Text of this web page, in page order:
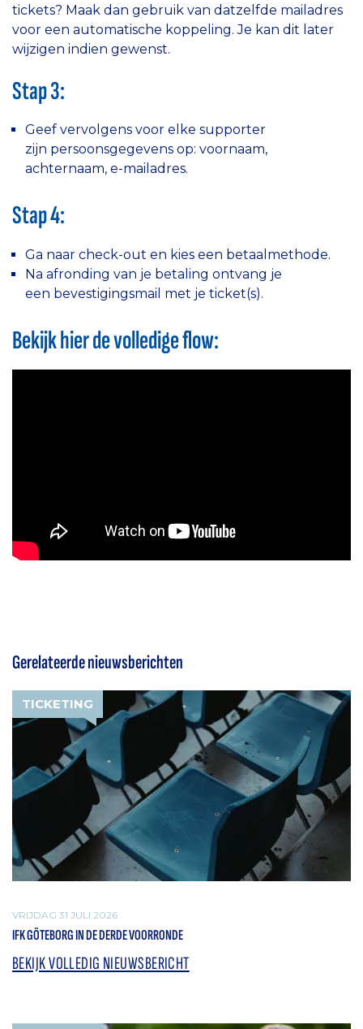
tickets? Maak dan gebruik van datzelfde mailadres
voor een automatische koppeling. Je kan dit later
wijzigen indien gewenst.
Stap 3:
Geef vervolgens voor elke supporter
zijn persoonsgegevens op: voornaam,
achternaam, e-mailadres.
Stap 4:
Ga naar check-out en kies een betaalmethode.
Na afronding van je betaling ontvang je
een bevestigingsmail met je ticket(s).
Bekijk hier de volledige flow:
Gerelateerde nieuwsberichten
TICKETING
VRIJDAG 31 JULI 2026
IFK GÖTEBORG IN DE DERDE VOORRONDE
BEKIJK VOLLEDIG NIEUWSBERICHT